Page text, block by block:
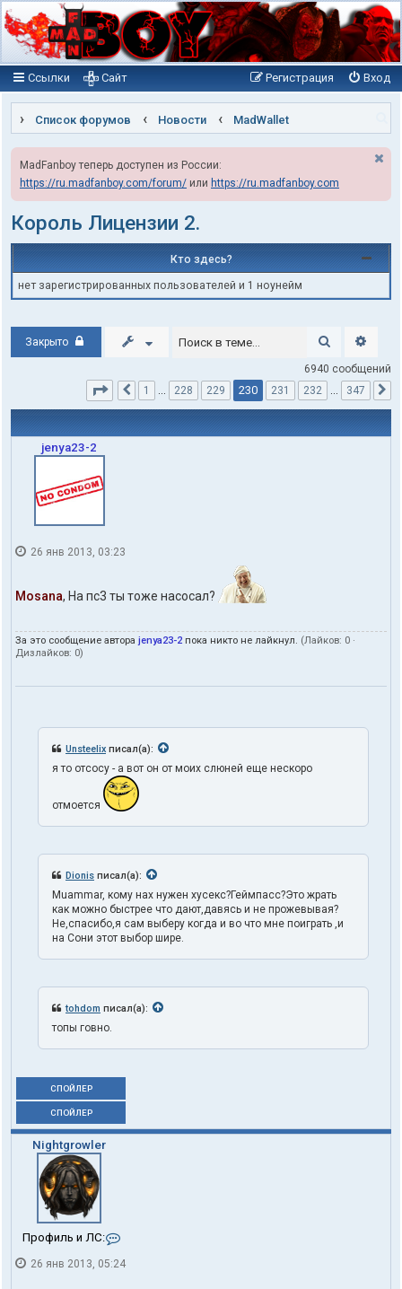
Ссылки Вход
Регистрация
Сайт
Список форумов Новости MadWallet
MadFanboy теперь доступен из России:
https://ru.madfanboy.com/forum/ или https://ru.madfanboy.com
Король Лицензии 2.
Кто здесь?
нет зарегистрированных пользователей и 1 ноунейм
Закрыто Поиск
6940 сообщений
Страница
230из 347
Пред.
1 … 228 229 230 231 232 … 347
jenya23-2
26 янв 2013, 03:23
Mosana, На пс3 ты тоже насосал?
За это сообщение автора jenya23-2 пока никто не лайкнул. (Лайков: 0 ·
Дизлайков: 0)
Unsteelix писал(а):
я то отсосу - а вот он от моих слюней еще нескоро
отмоется
Dionis писал(а):
Muammar, кому нах нужен хусекс?Геймпасс?Это жрать
как можно быстрее что дают,давясь и не прожевывая?
Не,спасибо,я сам выберу когда и во что мне поиграть ,и
на Сони этот выбор шире.
tohdom писал(а):
топы говно.
СПОЙЛЕР
СПОЙЛЕР
Nightgrowler
Профиль и ЛС:
н
26 янв 2013, 05:24